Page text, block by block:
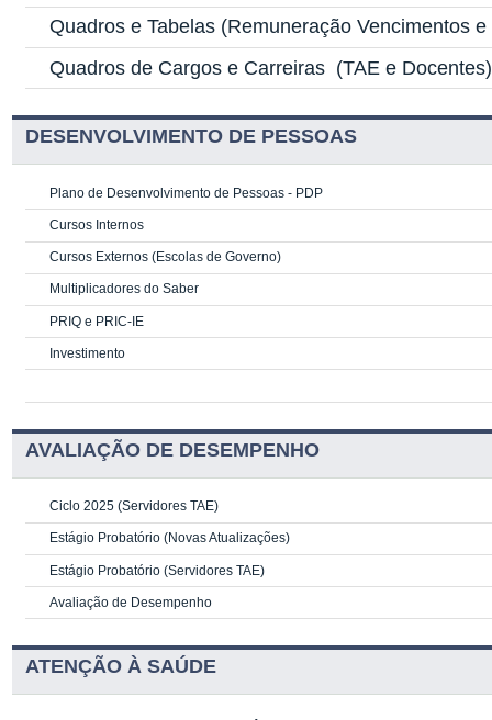
Quadros e Tabelas (Remuneração Vencimentos
Quadros de Cargos e Carreiras (TAE e Docentes)
DESENVOLVIMENTO DE PESSOAS
Plano de Desenvolvimento de Pessoas - PDP
Cursos Internos
Cursos Externos (Escolas de Governo)
Multiplicadores do Saber
PRIQ e PRIC-IE
Investimento
AVALIAÇÃO DE DESEMPENHO
Ciclo 2025 (Servidores TAE)
Estágio Probatório (Novas Atualizações)
Estágio Probatório (Servidores TAE)
Avaliação de Desempenho
ATENÇÃO À SAÚDE